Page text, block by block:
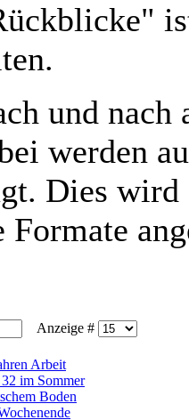
und
werden
Dies
Formate
Anzeige #
Arbeit
im Sommer
Boden